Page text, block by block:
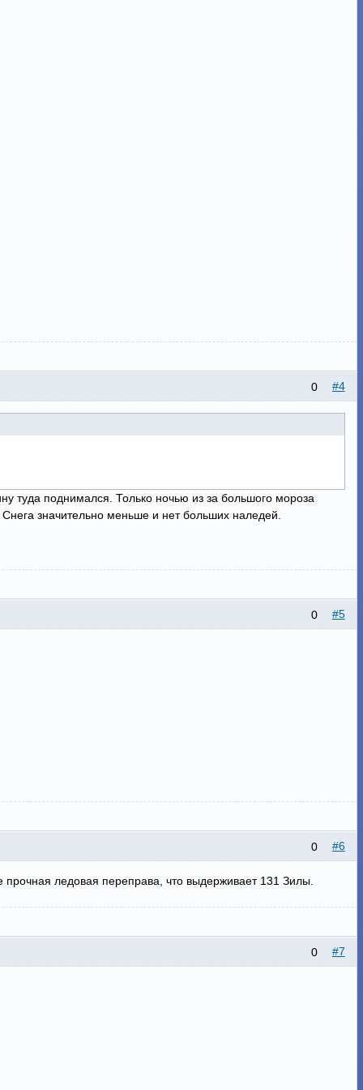
#4
0
туда поднимался. Только ночью из за большого мороза
значительно меньше и нет больших наледей.
#5
0
#6
0
ледовая переправа, что выдерживает 131 Зилы.
#7
0